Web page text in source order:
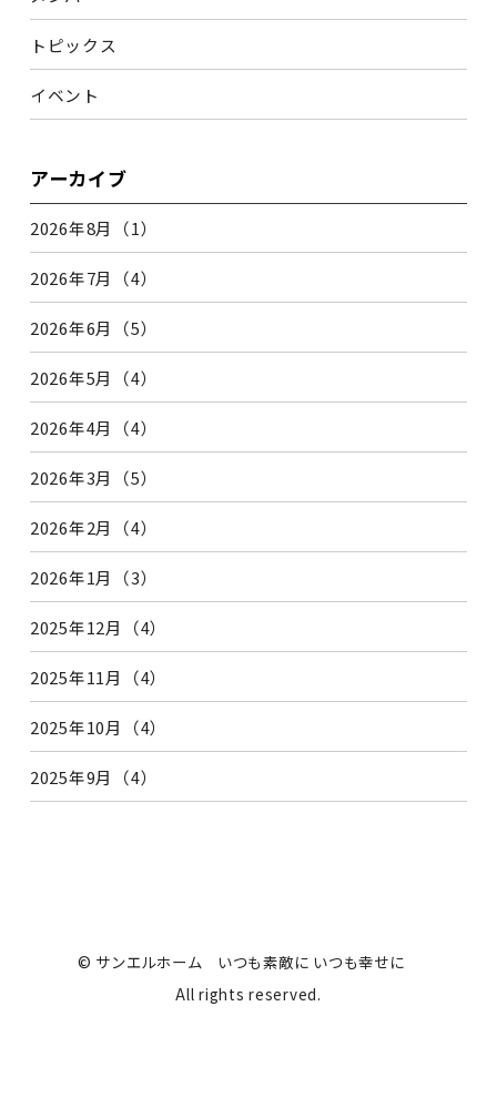
トピックス
イベント
アーカイブ
2026年8月（1）
2026年7月（4）
2026年6月（5）
2026年5月（4）
2026年4月（4）
2026年3月（5）
2026年2月（4）
2026年1月（3）
2025年12月（4）
2025年11月（4）
2025年10月（4）
2025年9月（4）
© サンエルホーム いつも素敵に いつも幸せに
All rights reserved.